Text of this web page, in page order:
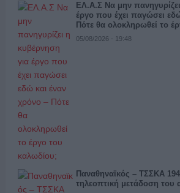
ΕΛ.Α.Σ Να μην
έργο που έχει παγώσει
Πότε θα ολοκληρωθεί το
05/08/2026 - 19:48
Παναθηναϊκός – ΤΣΣΚΑ
τηλεοπτική μετάδοση του